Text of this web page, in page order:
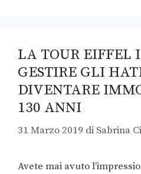
LA TOUR EIFFEL
GESTIRE GLI
DIVENTARE
130 ANNI
31 Marzo 2019 di Sabrina
Avete mai avuto